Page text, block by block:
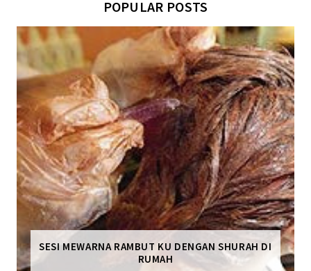
POPULAR POSTS
SESI MEWARNA RAMBUT KU DENGAN SHURAH DI
RUMAH